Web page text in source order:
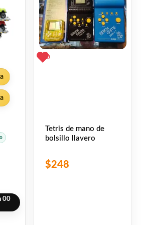
00
0
Tetris de mano de
bolsillo llavero
$248